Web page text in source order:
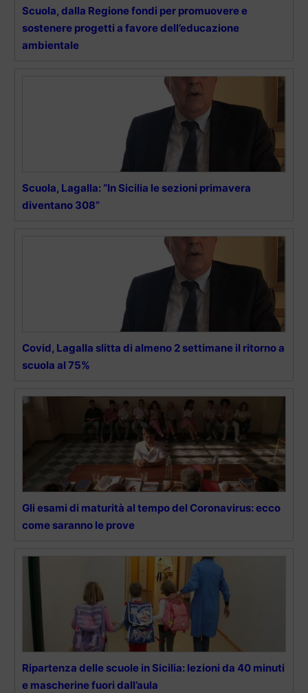
Scuola, dalla Regione fondi per promuovere e
sostenere progetti a favore dell’educazione
ambientale
Scuola, Lagalla: “In Sicilia le sezioni primavera
diventano 308”
Covid, Lagalla slitta di almeno 2 settimane il ritorno a
scuola al 75%
Gli esami di maturità al tempo del Coronavirus: ecco
come saranno le prove
Ripartenza delle scuole in Sicilia: lezioni da 40 minuti
e mascherine fuori dall’aula